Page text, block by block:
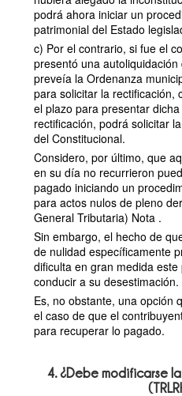
podrá ahora iniciar un
patrimonial del Estado
c) Por el contrario, si fue el
presentó una
preveía la Ordenanza
para solicitar la rectificación,
el plazo para presentar
rectificación, podrá solicitar
del Constitucional.
Considero, por último, que
en su día no recurrieron
pagado iniciando un
para actos nulos de pleno
General Tributaria) Nota .
Sin embargo, el hecho de
de nulidad específicamente
dificulta en gran medida
conducir a su desestimación.
Es, no obstante, una opción
el caso de que el
para recuperar lo pagado.
4. ¿Debe modificarse